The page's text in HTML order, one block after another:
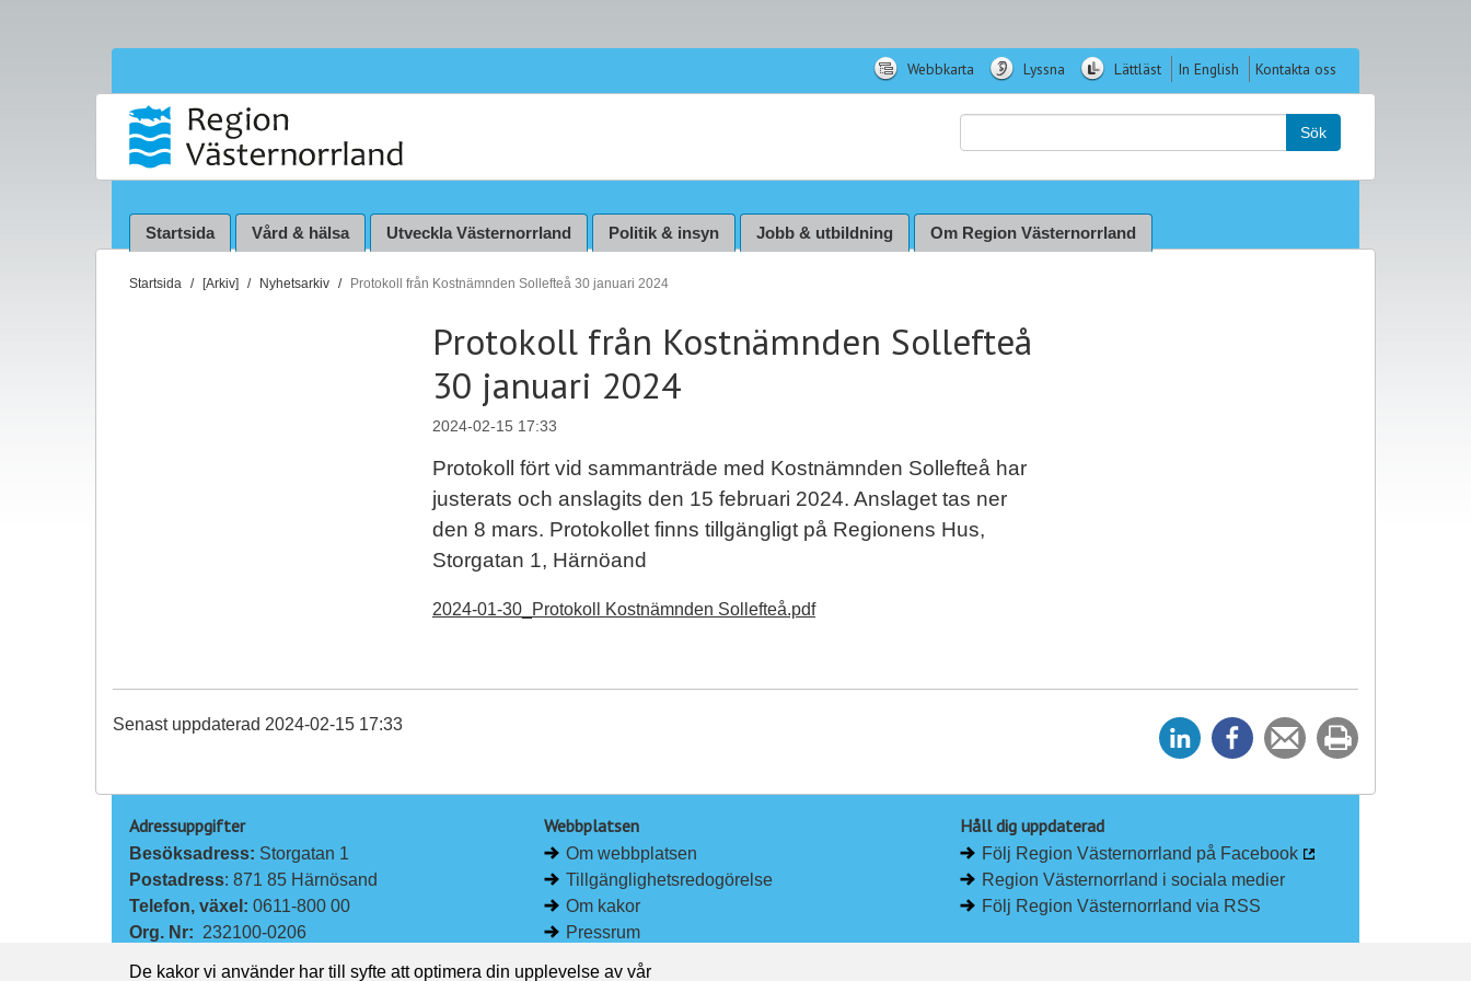
Webbkarta Lyssna Lättläst In English Kontakta oss
Sök
Startsida Vård & hälsa Utveckla Västernorrland Politik & insyn Jobb & utbildning Om Region Västernorrland
D
Startsida [Arkiv] Nyhetsarkiv Protokoll från Kostnämnden Sollefteå 30 januari 2024
Protokoll från Kostnämnden Sollefteå
30 januari 2024
2024-02-15 17:33
Protokoll fört vid sammanträde med Kostnämnden Sollefteå har
justerats och anslagits den 15 februari 2024. Anslaget tas ner
den 8 mars. Protokollet finns tillgängligt på Regionens Hus,
Storgatan 1, Härnöand
2024-01-30_Protokoll Kostnämnden Sollefteå.pdf
e
p
å
L
e
p
å
F
Tipsa
en
ut
Senast uppdaterad 2024-02-15 17:33
Adressuppgifter
Besöksadress: Storgatan 1
Postadress: 871 85 Härnösand
Telefon, växel: 0611-800 00
Org. Nr: 232100-0206
Kontakta oss
Webbplatsen
Om webbplatsen
Tillgänglighetsredogörelse
Om kakor
Pressrum
Håll dig uppdaterad
Följ Region Västernorrland på Facebook
Region Västernorrland i sociala medier
Följ Region Västernorrland via RSS
De kakor vi använder har till syfte att optimera din upplevelse av vår